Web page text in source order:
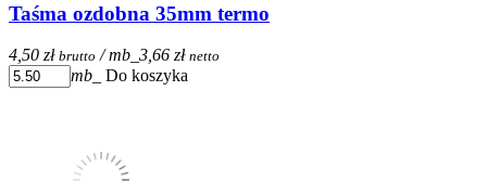
Taśma ozdobna 35mm termo
4,50 zł brutto / mb_ 3,66 zł netto
mb_ Do koszyka